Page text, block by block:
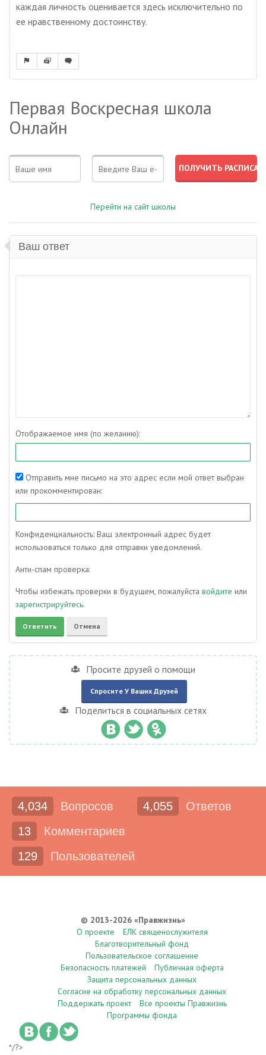
каждая личность оценивается здесь исключительно по
ее нравственному достоинству.
Первая Воскресная школа
Онлайн
Перейти на сайт школы
Ваш ответ
Отображаемое имя (по желанию):
Отправить мне письмо на это адрес если мой ответ выбран
или прокомментирован:
Конфиденциальность: Ваш электронный адрес будет
использоваться только для отправки уведомлений.
Анти-спам проверка:
Чтобы избежать проверки в будущем, пожалуйста войдите или
зарегистрируйтесь.
Просите друзей о помощи
Спросите У Ваших Друзей
Поделиться в социальных сетях
4,034 Вопросов 4,055
Ответов
13
Комментариев
129
Пользователей
© 2013-2026 «Правжизнь»
О проекте
ЕЛК священослужителя
Благотворительный фонд
Пользовательское соглашение
Безопасность платежей
Публичная оферта
Защита персональных данных
Согласие на обработку персональных данных
Поддержать проект
Все проекты Правжизнь
Программы фонда
*/?>